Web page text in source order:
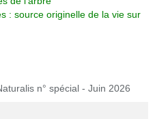
: source originelle de la vie sur
n° spécial - Juin 2026